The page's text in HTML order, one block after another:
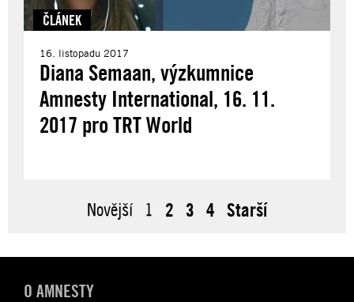
ČLÁNEK
16. listopadu 2017
Diana Semaan, výzkumnice
Amnesty International, 16. 11.
2017 pro TRT World
Novější 1 2 3 4 Starší
O AMNESTY